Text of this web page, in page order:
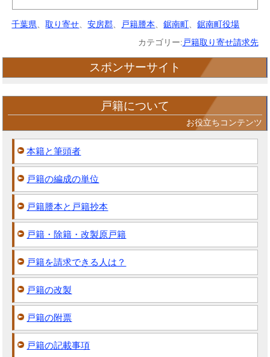
千葉県 、取り寄せ 、安房郡 戸籍謄本 、鋸南町 、鋸南町役場
カテゴリー: 戸籍取り寄せ請求先
スポンサーサイト
戸籍について
お役立ちコンテンツ
本籍と筆頭者
戸籍の編成の単位
戸籍謄本と戸籍抄本
戸籍・除籍・改製原戸籍
戸籍を請求できる人は？
戸籍の改製
戸籍の附票
戸籍の記載事項